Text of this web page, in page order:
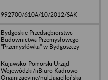
992700/610A/10/2012/SAK
Bydgoskie Przedsiębiorstwo
Budownictwa Przemysłowego
"Przemysłówka" w Bydgoszczy
Kujawsko-Pomorski Urząd
Wojewódzki/nBiuro Kadrowo-
Organizacyjne/nul.Jagiellońska